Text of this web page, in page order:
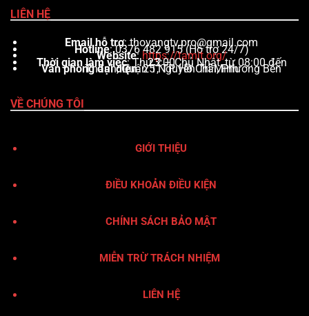
LIÊN HỆ
Email hỗ trợ:thovangtv.pro@gmail.com
Hotline: 0376 482 915 (Hỗ trợ 24/7)
Website:https://tamit.org/
Thời gian làm việc : Thứ 2 – Chủ Nhật, từ 08:00 đến 23:00
Văn phòng đại diện
: 25 Nguyễn Trãi, Phường Bến Thành, Quận 1, TP. Hồ Chí Minh
VỀ CHÚNG TÔI
GIỚI THIỆU
ĐIỀU KHOẢN ĐIỀU KIỆN
CHÍNH SÁCH BẢO MẬT
MIỄN TRỪ TRÁCH NHIỆM
LIÊN HỆ